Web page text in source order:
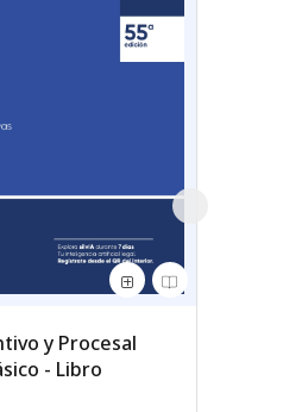
y Procesal
- Libro